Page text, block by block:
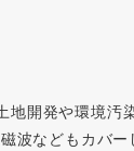
開発や環境汚
波などもカバ